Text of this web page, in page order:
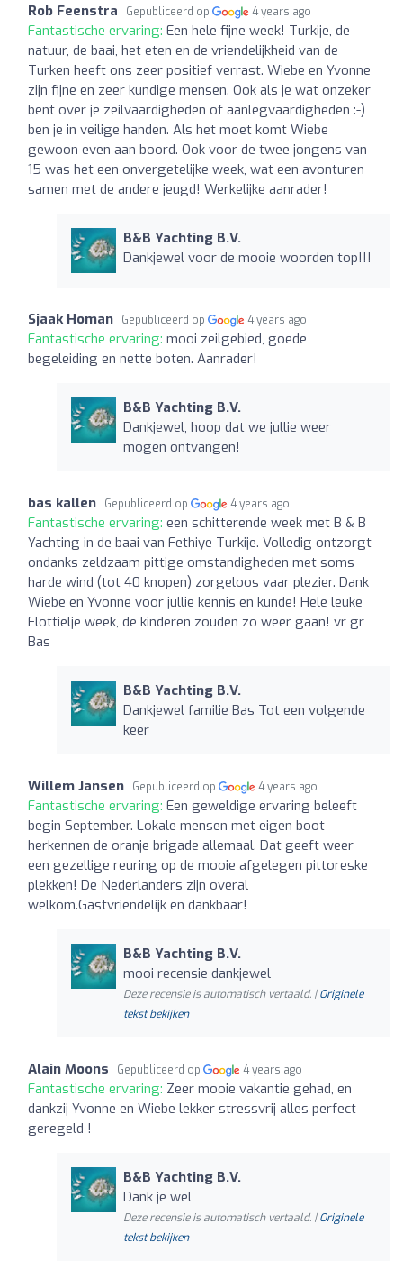
Rob Feenstra Gepubliceerd op 4 years ago
Fantastische ervaring: Een hele fijne week! Turkije, de
natuur, de baai, het eten en de vriendelijkheid van de
Turken heeft ons zeer positief verrast. Wiebe en Yvonne
zijn fijne en zeer kundige mensen. Ook als je wat onzeker
bent over je zeilvaardigheden of aanlegvaardigheden :-)
ben je in veilige handen. Als het moet komt Wiebe
gewoon even aan boord. Ook voor de twee jongens van
15 was het een onvergetelijke week, wat een avonturen
samen met de andere jeugd! Werkelijke aanrader!
B&B Yachting B.V.
Dankjewel voor de mooie woorden top!!!
Sjaak Homan Gepubliceerd op 4 years ago
Fantastische ervaring: mooi zeilgebied, goede
begeleiding en nette boten. Aanrader!
B&B Yachting B.V.
Dankjewel, hoop dat we jullie weer
mogen ontvangen!
bas kallen Gepubliceerd op 4 years ago
Fantastische ervaring: een schitterende week met B & B
Yachting in de baai van Fethiye Turkije. Volledig ontzorgt
ondanks zeldzaam pittige omstandigheden met soms
harde wind (tot 40 knopen) zorgeloos vaar plezier. Dank
Wiebe en Yvonne voor jullie kennis en kunde! Hele leuke
Flottielje week, de kinderen zouden zo weer gaan! vr gr
Bas
B&B Yachting B.V.
Dankjewel familie Bas Tot een volgende
keer
Willem Jansen Gepubliceerd op 4 years ago
Fantastische ervaring: Een geweldige ervaring beleeft
begin September. Lokale mensen met eigen boot
herkennen de oranje brigade allemaal. Dat geeft weer
een gezellige reuring op de mooie afgelegen pittoreske
plekken! De Nederlanders zijn overal
welkom.Gastvriendelijk en dankbaar!
B&B Yachting B.V.
mooi recensie dankjewel
Deze recensie is automatisch vertaald. |Originele
tekst bekijken
Alain Moons Gepubliceerd op 4 years ago
Fantastische ervaring: Zeer mooie vakantie gehad, en
dankzij Yvonne en Wiebe lekker stressvrij alles perfect
geregeld !
B&B Yachting B.V.
Dank je wel
Deze recensie is automatisch vertaald. |Originele
tekst bekijken